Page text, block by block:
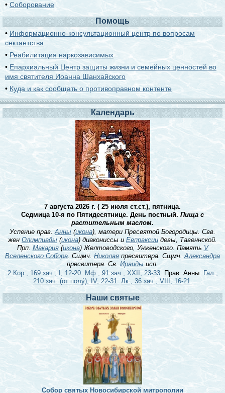
•Соборование
Помощь
• Информационно-консультационный центр по вопросам
сектантства
• Реабилитация наркозависимых
• Епархиальный Центр защиты жизни и семейных ценностей во
имя святителя Иоанна Шанхайского
• Куда и как сообщать о противоправном контенте
Календарь
7 августа 2026 г. ( 25 июля ст.ст.), пятница.
Седмица 10-я по Пятидесятнице. День постный. Пища с
растительным маслом.
Успение прав.Анны (икона), матери Пресвятой Богородицы. Свв.
жен Олимпиады (икона) диакониссы и Евпраксии девы, Тавеннской.
Прп.Макария(икона) Желтоводского, Унженского. Память V
Вселенского Собора. Сщмч. Николая пресвитера. Сщмч.Александра
пресвитера. Св. Ираидыисп.
2 Кор., 169 зач., I, 12-20. Мф., 91 зач., XXII, 23-33. Прав. Анны: Гал.,
210 зач. (от полу́), IV, 22-31. Лк., 36 зач., VIII, 16-21.
Наши святые
Собор святых Новосибирской митрополии